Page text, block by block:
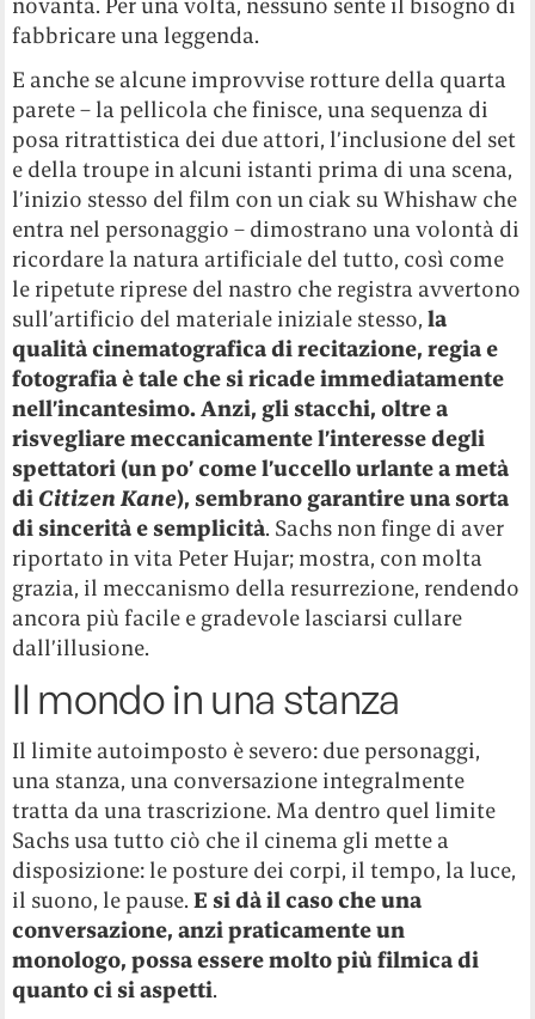
fabbricare una leggenda.
E anche se alcune improvvise rotture della quarta
parete – la pellicola che finisce, una sequenza di
posa ritrattistica dei due attori, l’inclusione del set
e della troupe in alcuni istanti prima di una scena,
l’inizio stesso del film con un ciak su Whishaw che
entra nel personaggio – dimostrano una volontà di
ricordare la natura artificiale del tutto, così come
le ripetute riprese del nastro che registra avvertono
sull’artificio del materiale iniziale stesso,la
qualità cinematografica di recitazione, regia e
fotografia è tale che si ricade immediatamente
nell’incantesimo. Anzi, gli stacchi, oltre a
risvegliare meccanicamente l’interesse degli
spettatori (un po’ come l’uccello urlante a metà
di Citizen Kane), sembrano garantire una sorta
di sincerità e semplicità. Sachs non finge di aver
riportato in vita Peter Hujar; mostra, con molta
grazia, il meccanismo della resurrezione, rendendo
ancora più facile e gradevole lasciarsi cullare
dall’illusione.
Il mondo in una stanza
Il limite autoimposto è severo: due personaggi,
una stanza, una conversazione integralmente
tratta da una trascrizione. Ma dentro quel limite
Sachs usa tutto ciò che il cinema gli mette a
disposizione: le posture dei corpi, il tempo, la luce,
il suono, le pause.E si dà il caso che una
conversazione, anzi praticamente un
monologo, possa essere molto più filmica di
quanto ci si aspetti.